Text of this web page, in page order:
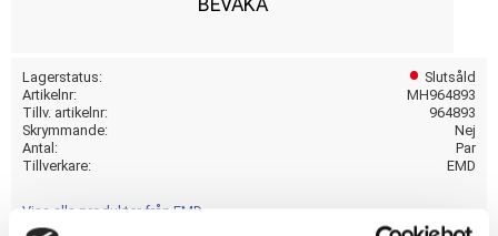
BEVAKA
Lagerstatus
Slutsåld
Artikelnr
MH964893
Tillv. artikelnr
964893
Skrymmande
Nej
Antal
Par
Tillverkare
EMD
Visa alla produkter från EMD